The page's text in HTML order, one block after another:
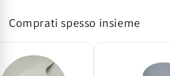
Comprati spesso insieme